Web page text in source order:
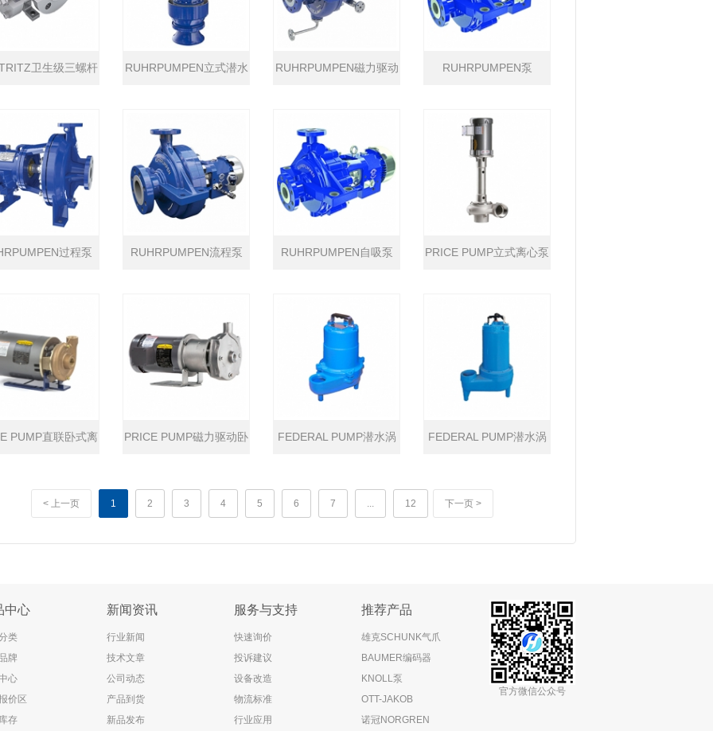
卫生级三螺杆 RUHRPUMPEN立式潜水 RUHRPUMPEN磁力驱动 RUHRPUMPEN泵
过程泵 RUHRPUMPEN流程泵 RUHRPUMPEN自吸泵 PRICE PUMP立式离心泵
PUMP直联卧式离 PRICE PUMP磁力驱动卧 FEDERAL PUMP潜水涡 FEDERAL PUMP潜水涡
< 上一页 1 2 3 4 5 6 7 ... 12 下一页 >
中心
类
牌
心
价区
存
新闻资讯
行业新闻
技术文章
公司动态
产品到货
新品发布
服务与支持
快速询价
投诉建议
设备改造
物流标准
行业应用
推荐产品
雄克SCHUNK气爪
BAUMER编码器
KNOLL泵
OTT-JAKOB
诺冠NORGREN
官方微信公众号